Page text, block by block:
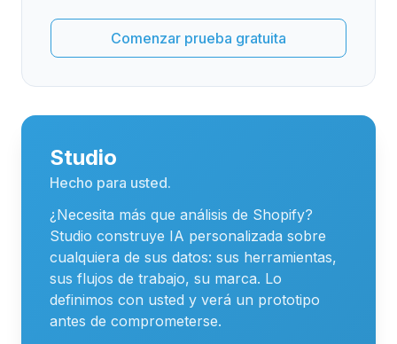
Comenzar prueba gratuita
Studio
Hecho para usted.
¿Necesita más que análisis de Shopify?
Studio construye IA personalizada sobre
cualquiera de sus datos: sus herramientas,
sus flujos de trabajo, su marca. Lo
definimos con usted y verá un prototipo
antes de comprometerse.